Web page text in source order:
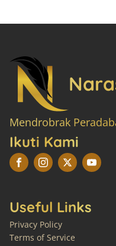
Mendrobrak
Ikuti Kami
Useful Links
Privacy Policy
Terms of Service